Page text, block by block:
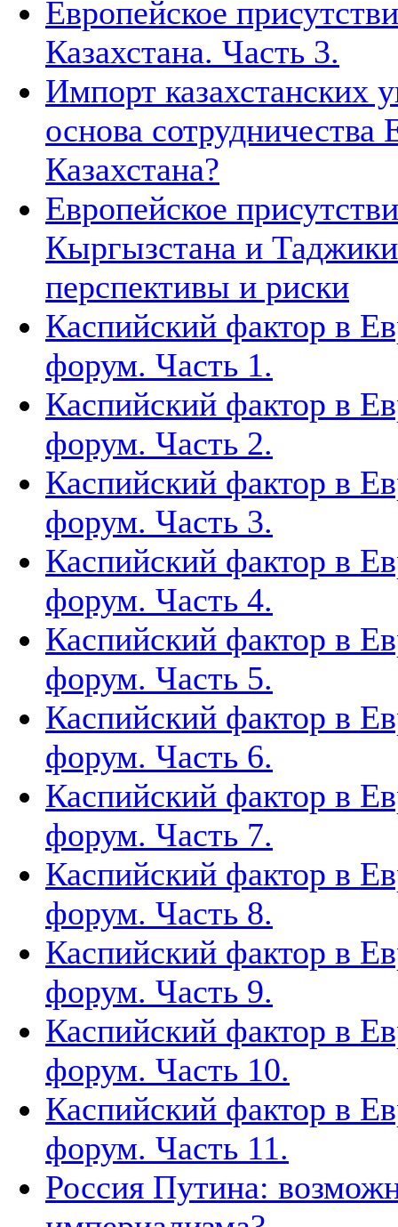
Европейское
Казахстана. Часть 3.
Импорт казахстанских
основа сотрудничества
Казахстана?
Европейское
Кыргызстана и
перспективы и риски
Каспийский фактор в
форум. Часть 1.
Каспийский фактор в
форум. Часть 2.
Каспийский фактор в
форум. Часть 3.
Каспийский фактор в
форум. Часть 4.
Каспийский фактор в
форум. Часть 5.
Каспийский фактор в
форум. Часть 6.
Каспийский фактор в
форум. Часть 7.
Каспийский фактор в
форум. Часть 8.
Каспийский фактор в
форум. Часть 9.
Каспийский фактор в
форум. Часть 10.
Каспийский фактор в
форум. Часть 11.
Россия Путина: